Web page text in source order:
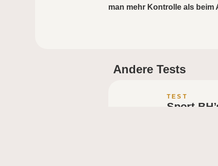
man mehr Kontrolle als beim
Andere Tests
TEST
Sport-